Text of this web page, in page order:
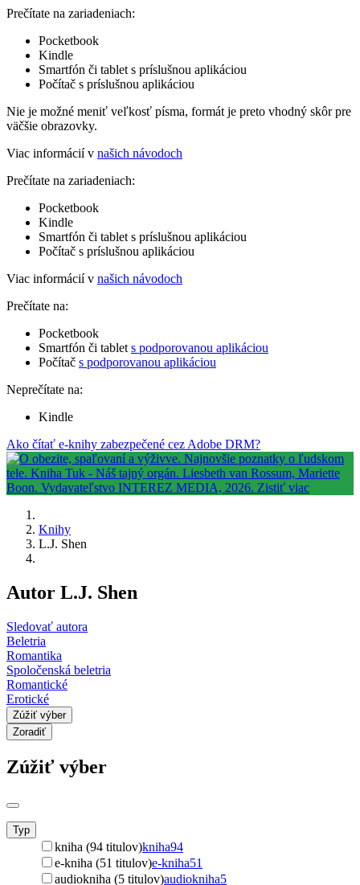
Prečítate na zariadeniach:
Pocketbook
Kindle
Smartfón či tablet s príslušnou aplikáciou
Počítač s príslušnou aplikáciou
Nie je možné meniť veľkosť písma, formát je preto vhodný skôr pre
väčšie obrazovky.
Viac informácií v našich návodoch
Prečítate na zariadeniach:
Pocketbook
Kindle
Smartfón či tablet s príslušnou aplikáciou
Počítač s príslušnou aplikáciou
Viac informácií v našich návodoch
Prečítate na:
Pocketbook
Smartfón či tablet s podporovanou aplikáciou
Počítač s podporovanou aplikáciou
Neprečítate na:
Kindle
Ako čítať e-knihy zabezpečené cez Adobe DRM?
Knihy
L.J. Shen
Autor L.J. Shen
Sledovať autora
Beletria
Romantika
Spoločenská beletria
Romantické
Erotické
Zúžiť výber
Zoradiť
Zúžiť výber
Typ
kniha (94 titulov)kniha94
e-kniha (51 titulov)e-kniha51
audiokniha (5 titulov)audiokniha5